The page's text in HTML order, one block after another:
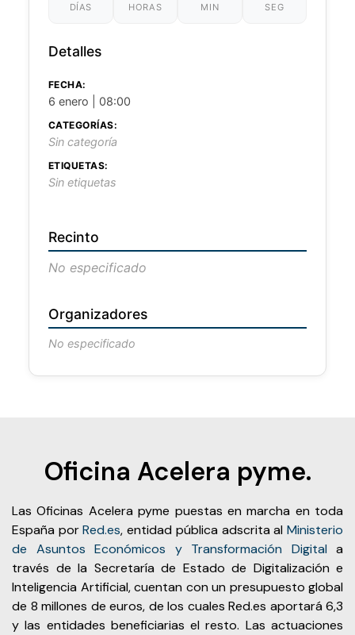
DÍAS HORAS MIN SEG
Detalles
FECHA:
6 enero | 08:00
CATEGORÍAS:
Sin categoría
ETIQUETAS:
Sin etiquetas
Recinto
No especificado
Organizadores
No especificado
Oficina Acelera pyme.
Las Oficinas Acelera pyme puestas en marcha en toda
España porRed.es, entidad pública adscrita alMinisterio
de Asuntos Económicos y Transformación Digital a
través de la Secretaría de Estado de Digitalización e
Inteligencia Artificial, cuentan con un presupuesto global
de 8 millones de euros, de los cuales Red.es aportará 6,3
y las entidades beneficiarias el resto. Las actuaciones